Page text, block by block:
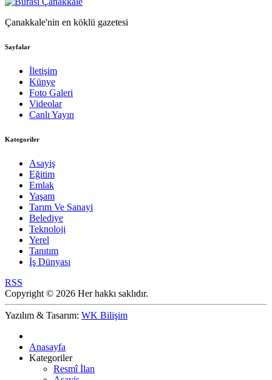
Çanakkale'nin en köklü gazetesi
Sayfalar
İletişim
Künye
Foto Galeri
Videolar
Canlı Yayın
Kategoriler
Asayiş
Eğitim
Emlak
Yaşam
Tarım Ve Sanayi
Belediye
Teknoloji
Yerel
Tanıtım
İş Dünyası
RSS
Copyright © 2026 Her hakkı saklıdır.
Yazılım & Tasarım: WK Bilişim
Anasayfa
Kategoriler
Resmî İlan